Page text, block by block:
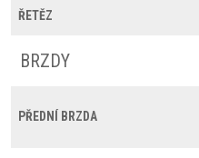
ŘETĚZ
BRZDY
PŘEDNÍ BRZDA